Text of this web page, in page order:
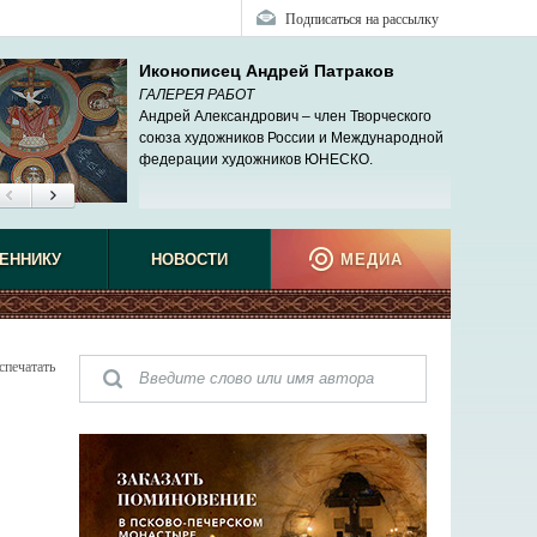
Подписаться на рассылку
Иконописец Андрей Патраков
ГАЛЕРЕЯ РАБОТ
Андрей Александрович – член Творческого
союза художников России и Международной
федерации художников ЮНЕСКО.
НОВОСТИ МЕДИА